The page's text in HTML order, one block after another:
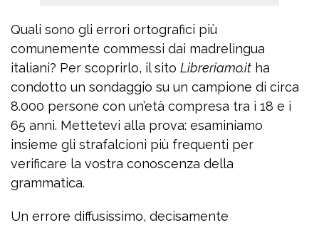
Quali sono gli errori ortografici più
comunemente commessi dai madrelingua
italiani? Per scoprirlo, il sito Libreriamo.it ha
condotto un sondaggio su un campione di circa
8.000 persone con un’età compresa tra i 18 e i
65 anni. Mettetevi alla prova: esaminiamo
insieme gli strafalcioni più frequenti per
verificare la vostra conoscenza della
grammatica.
Un errore diffusissimo, decisamente